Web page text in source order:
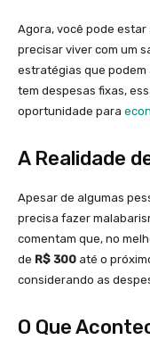
Agora, você pode estar
precisar viver com um
estratégias que podem
tem despesas fixas,
oportunidade para
A Realidade
Apesar de algumas
precisa fazer
comentam que, no
de R$ 300 até o
considerando as
O Que